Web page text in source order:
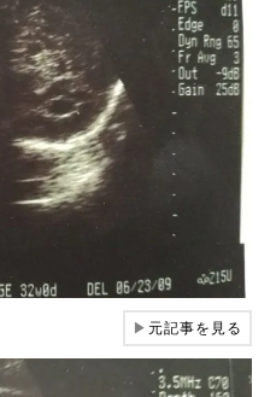
▶元記事を見る